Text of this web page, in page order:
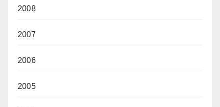
2008
2007
2006
2005